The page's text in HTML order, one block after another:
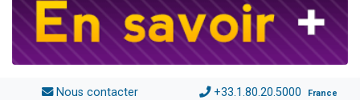
Nous contacter +33.1.80.20.5000 France